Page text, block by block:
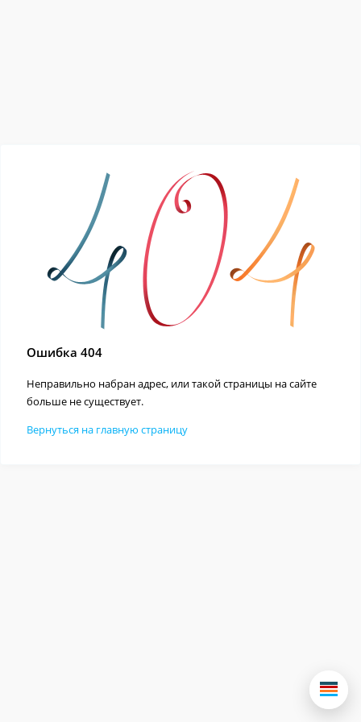
Ошибка 404
Неправильно набран адрес, или такой страницы на сайте
больше не существует.
Вернуться на главную страницу